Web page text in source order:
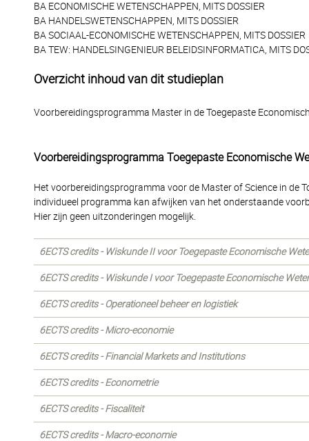
BA ECONOMISCHE WETENSCHAPPEN, MITS DOSSIER
BA HANDELSWETENSCHAPPEN, MITS DOSSIER
BA SOCIAAL-ECONOMISCHE WETENSCHAPPEN, MITS DOSSIER
BA TEW: HANDELSINGENIEUR BELEIDSINFORMATICA, MITS
Overzicht inhoud van dit studieplan
Voorbereidingsprogramma Master in de Toegepaste
Voorbereidingsprogramma Toegepaste Economische
Het voorbereidingsprogramma voor de Master of Science in de
individueel programma kan afwijken van het onderstaande
Hier zijn geen uitzonderingen mogelijk.
6ECTS credits - Wiskunde II voor Toegepaste Economische
6ECTS credits - Wiskunde I voor Toegepaste Economische
6ECTS credits - Operationeel beheer en logistiek
6ECTS credits - Micro-economie
6ECTS credits - Financial Markets and Institutions
6ECTS credits - Econometrie
6ECTS credits - Fiscaliteit
6ECTS credits - Macro-economie